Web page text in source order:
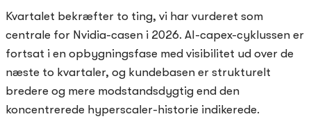
Kvartalet bekræfter to ting, vi har vurderet som
centrale for Nvidia-casen i 2026. AI-capex-cyklussen er
fortsat i en opbygningsfase med visibilitet ud over de
næste to kvartaler, og kundebasen er strukturelt
bredere og mere modstandsdygtig end den
koncentrerede hyperscaler-historie indikerede.